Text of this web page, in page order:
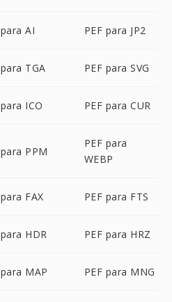
AI PEF para JP2
TGA PEF para SVG
ICO PEF para CUR
PPM
PEF para
WEBP
FAX PEF para FTS
HDR PEF para HRZ
MAP PEF para MNG